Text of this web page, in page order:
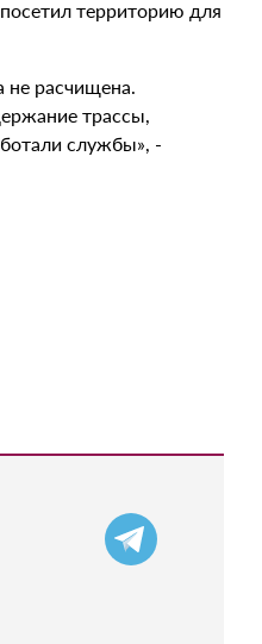
территорию для
не расчищена.
трассы,
службы», -